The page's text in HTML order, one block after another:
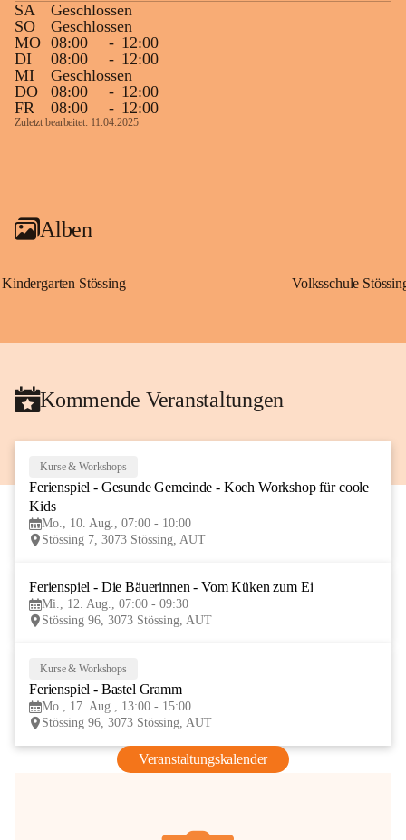
SA
Geschlossen
SO
Geschlossen
MO 08:00 - 12:00
DI
08:00 - 12:00
MI
Geschlossen
DO
08:00 - 12:00
FR
08:00 - 12:00
Zuletzt bearbeitet: 11.04.2025
Alben
Kindergarten Stössing Volksschule
Kommende Veranstaltungen
AUG
Kurse & Workshops
Ferienspiel - Gesunde Gemeinde - Koch Workshop für coole
Kids
Mo., 10. Aug., 07:00 - 10:00
Stössing 7, 3073 Stössing, AUT
Ferienspiel - Die Bäuerinnen - Vom Küken zum Ei
Mi., 12. Aug., 07:00 - 09:30
Stössing 96, 3073 Stössing, AUT
Kurse & Workshops
Ferienspiel - Bastel Gramm
Mo., 17. Aug., 13:00 - 15:00
Stössing 96, 3073 Stössing, AUT
Veranstaltungskalender